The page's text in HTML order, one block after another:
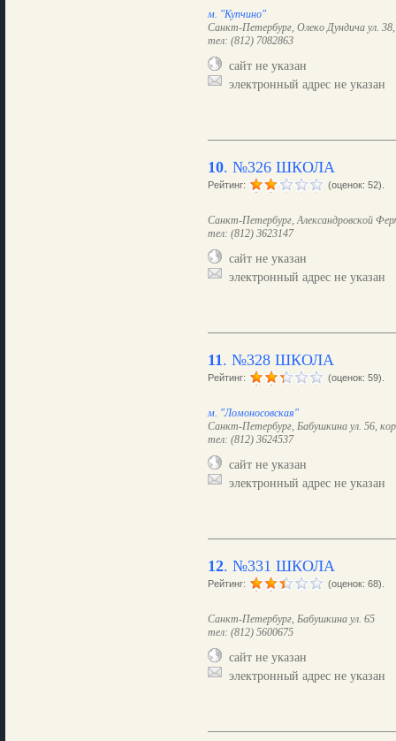
м. "Купчино"
Санкт-Петербург, Олеко Дундича ул.
тел: (812) 7082863
сайт не указан
электронный адрес не указан
10. №326 ШКОЛА
Рейтинг: (оценок: 52).
Санкт-Петербург, Александровской
тел: (812) 3623147
сайт не указан
электронный адрес не указан
11. №328 ШКОЛА
Рейтинг: (оценок: 59).
м. "Ломоносовская"
Санкт-Петербург, Бабушкина ул. 56,
тел: (812) 3624537
сайт не указан
электронный адрес не указан
12. №331 ШКОЛА
Рейтинг: (оценок: 68).
Санкт-Петербург, Бабушкина ул. 65
тел: (812) 5600675
сайт не указан
электронный адрес не указан